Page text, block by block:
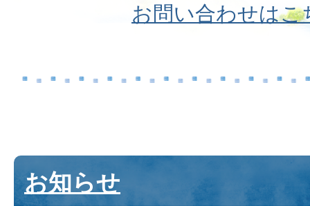
お問い合わせはこ
お知らせ